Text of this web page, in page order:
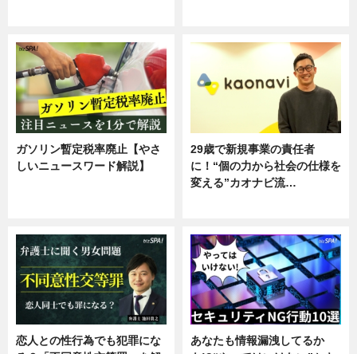
ガソリン暫定税率廃止【やさ
しいニュースワード解説】
29歳で新規事業の責任者
に！“個の力から社会の仕様を
変える”カオナビ流…
恋人との性行為でも犯罪にな
あなたも情報漏洩してるか